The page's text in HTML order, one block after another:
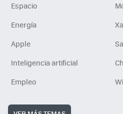
Espacio
Energía
Apple
Inteligencia artificial
Empleo